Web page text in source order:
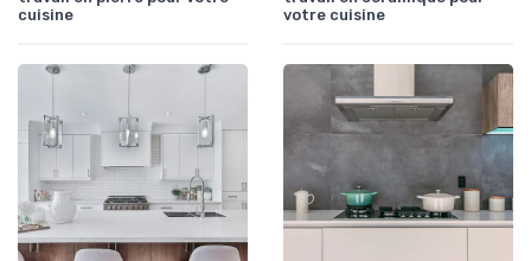
cuisine
votre cuisine